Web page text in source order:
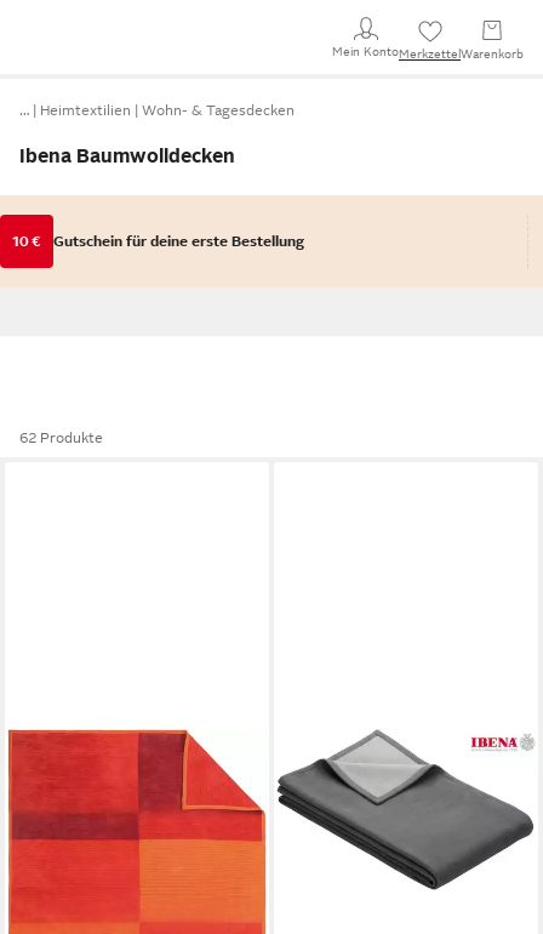
Mein KontoMerkzettel Warenkorb
… Heimtextilien Wohn- & Tagesdecken
Ibena Baumwolldecken
10 € Gutschein für deine erste Bestellung
62 Produkte